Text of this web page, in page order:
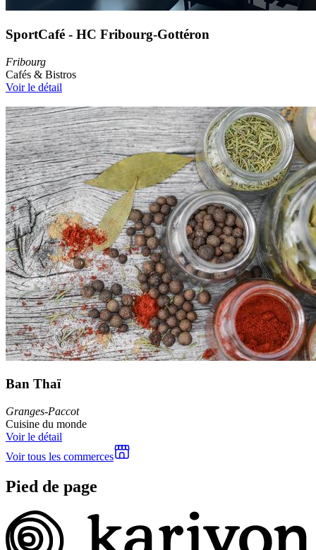
SportCafé - HC Fribourg-Gottéron
Fribourg
Cafés & Bistros
Voir le détail
Ban Thaï
Granges-Paccot
Cuisine du monde
Voir le détail
Voir tous les commerces
Pied de page